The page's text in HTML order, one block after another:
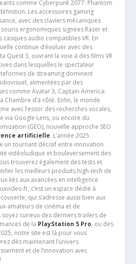
comme Cyberpunk 2077: Phantom
Les accessoires gaming
avec des claviers mécaniques
ergonomiques signées Razer et
audio compatibles VR. En
continue d’évoluer avec des
Quest 3, ouvrant la voie à des films VR
dans lesquelles le spectateur
de streaming dominent
alimentées par des
comme Avatar 3, Captain America:
Chambre d’à côté. Enfin, le monde
avec l’essor des recherches vocales,
via Google Lens, ou encore du
(GEO), nouvelle approche SEO
artificielle. L’année 2025
un tournant décisif entre innovation
vidéoludique et bouleversement des
trouverez également des tests et
les meilleurs produits high-tech de
liés aux avancées en intelligence
c’est un espace dédié à
qui s’adresse aussi bien aux
amateurs de cinéma et de
curieux des derniers trailers de
de la PlayStation 5 Pro, ou des
notre site est là pour vous
dès maintenant l’univers
et de l’innovation avec